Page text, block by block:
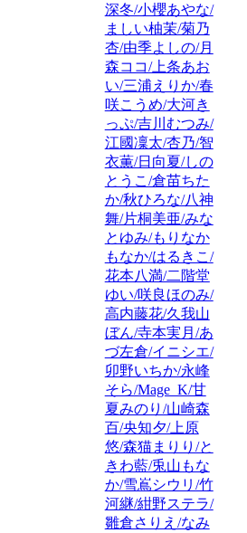
深冬/小櫻あやな/
ましい柚茉/菊乃
杏/由季よしの/月
森ココ/上条あお
い/三浦えりか/春
咲こうめ/大河き
っぷ/吉川むつみ/
江國凜太/杏乃/智
衣薫/日向夏/しの
とうこ/倉苗ちた
か/秋ひろな/八神
舞/片桐美亜/みな
とゆみ/もりなか
もなか/はるきこ/
花本八満/二階堂
ゆい/咲良ほのみ/
高内藤花/久我山
ぼん/寺本実月/あ
づ左倉/イニシエ/
卯野いちか/永峰
そら/Mage_K/甘
夏みのり/山崎森
百/央知夕/上原
悠/森猫まりり/と
きわ藍/兎山もな
か/雪嶌シウリ/竹
河継/紺野ステラ/
雛倉さりえ/なみ